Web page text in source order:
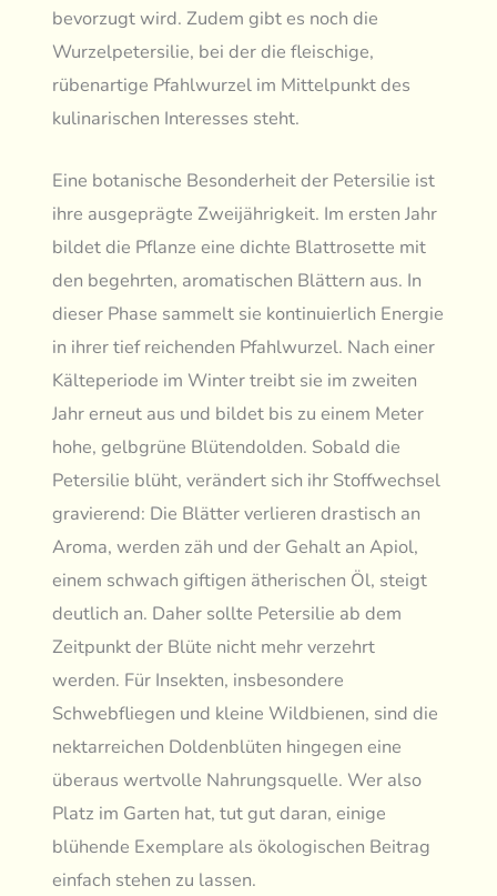
bevorzugt wird. Zudem gibt es noch die
Wurzelpetersilie, bei der die fleischige,
rübenartige Pfahlwurzel im Mittelpunkt des
kulinarischen Interesses steht.
Eine botanische Besonderheit der Petersilie ist
ihre ausgeprägte Zweijährigkeit. Im ersten Jahr
bildet die Pflanze eine dichte Blattrosette mit
den begehrten, aromatischen Blättern aus. In
dieser Phase sammelt sie kontinuierlich Energie
in ihrer tief reichenden Pfahlwurzel. Nach einer
Kälteperiode im Winter treibt sie im zweiten
Jahr erneut aus und bildet bis zu einem Meter
hohe, gelbgrüne Blütendolden. Sobald die
Petersilie blüht, verändert sich ihr Stoffwechsel
gravierend: Die Blätter verlieren drastisch an
Aroma, werden zäh und der Gehalt an Apiol,
einem schwach giftigen ätherischen Öl, steigt
deutlich an. Daher sollte Petersilie ab dem
Zeitpunkt der Blüte nicht mehr verzehrt
werden. Für Insekten, insbesondere
Schwebfliegen und kleine Wildbienen, sind die
nektarreichen Doldenblüten hingegen eine
überaus wertvolle Nahrungsquelle. Wer also
Platz im Garten hat, tut gut daran, einige
blühende Exemplare als ökologischen Beitrag
einfach stehen zu lassen.